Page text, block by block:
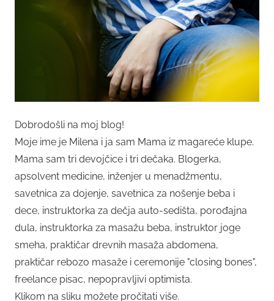
Dobrodošli na moj blog!
Moje ime je Milena i ja sam Mama iz magareće klupe.
Mama sam tri devojčice i tri dečaka. Blogerka,
apsolvent medicine, inženjer u menadžmentu,
savetnica za dojenje, savetnica za nošenje beba i
dece, instruktorka za dečja auto-sedišta, porođajna
dula, instruktorka za masažu beba, instruktor joge
smeha, praktičar drevnih masaža abdomena,
praktičar rebozo masaže i ceremonije "closing bones",
freelance pisac, nepopravljivi optimista.
Klikom na sliku možete pročitati više.